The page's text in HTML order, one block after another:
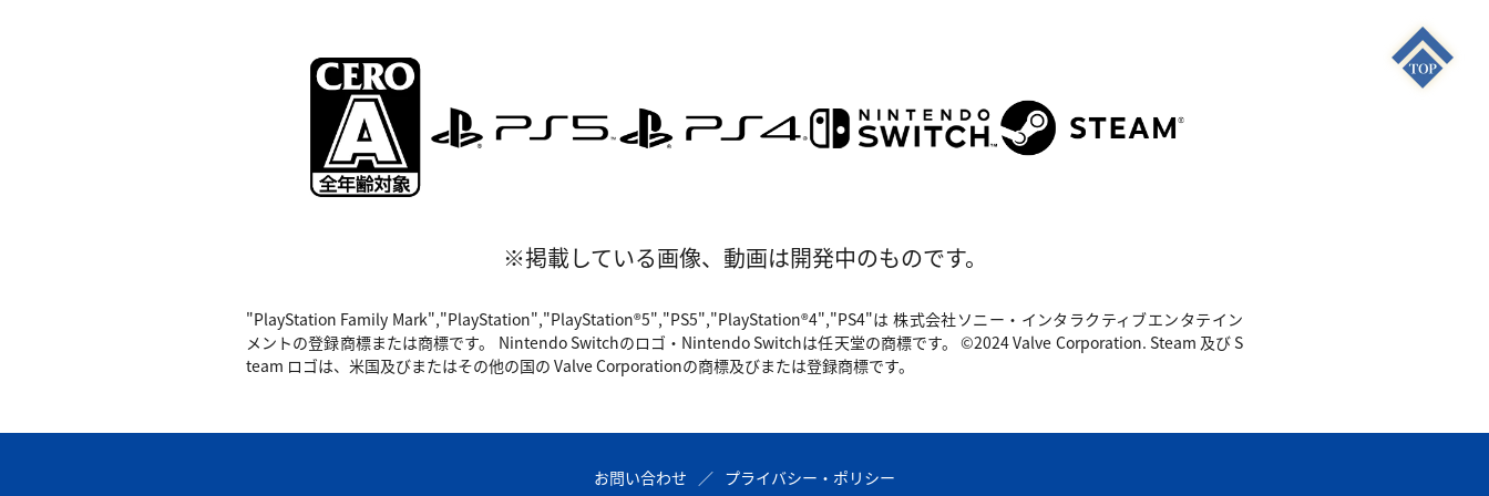
※掲載している画像、動画は開発中のものです。
"PlayStation Family Mark","PlayStation","PlayStation®5","PS5","PlayStation®4","PS4"は 株式会社ソニー・インタラクティブエンタテイン
メントの登録商標または商標です。 Nintendo Switchのロゴ・Nintendo Switchは任天堂の商標です。 ©2024 Valve Corporation. Steam 及び S
team ロゴは、米国及びまたはその他の国の Valve Corporationの商標及びまたは登録商標です。
お問い合わせ プライバシー・ポリシー